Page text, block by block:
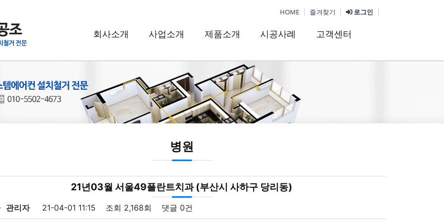
HOME 즐겨찾기 로그인
회사소개 사업소개 제품소개 시공사례 고객센터
병원
21년03월 서울49플란트치과 (부산시 사하구 당리동)
관리자 21-04-01 11:15 조회 2,168회 댓글 0건